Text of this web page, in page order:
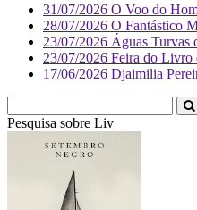
31/07/2026 O Voo do
28/07/2026 O Fantástico
23/07/2026 Águas Turvas
23/07/2026 Feira do Livro
17/06/2026 Djaimilia
Pesquisa sobre Literatura